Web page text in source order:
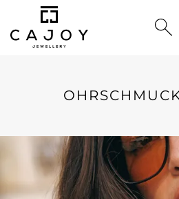
springen